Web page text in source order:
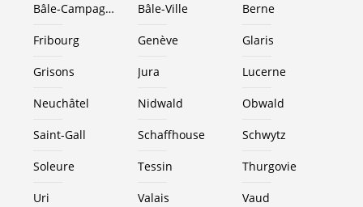
Bâle-Campagne Bâle-Ville Berne
Fribourg Genève Glaris
Grisons Jura Lucerne
Neuchâtel Nidwald Obwald
Saint-Gall Schaffhouse Schwytz
Soleure Tessin Thurgovie
Uri Valais Vaud